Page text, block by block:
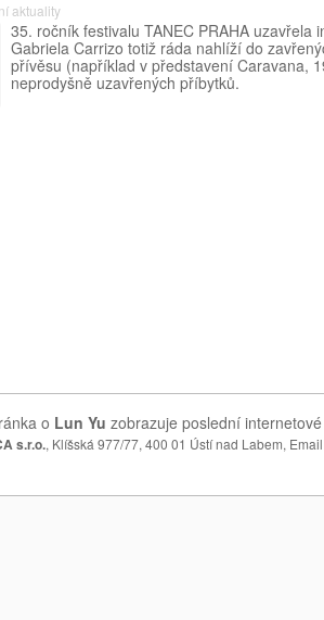
aktuality
35. ročník festivalu TANEC PRAHA uzavřela
Gabriela Carrizo totiž ráda nahlíží do
přívěsu (například v představení Caravana,
neprodyšně uzavřených příbytků.
o Lun Yu zobrazuje poslední
s.r.o., Klíšská 977/77, 400 01 Ústí nad Labem,